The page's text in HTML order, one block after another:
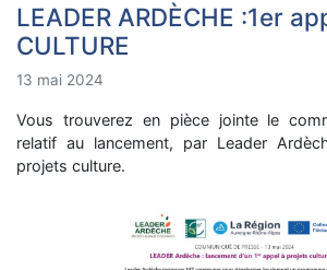
LEADER ARDЀCHE :1er
CULTURE
13 mai 2024
Vous trouverez en pièce jointe le
relatif au lancement, par Leader
projets culture.